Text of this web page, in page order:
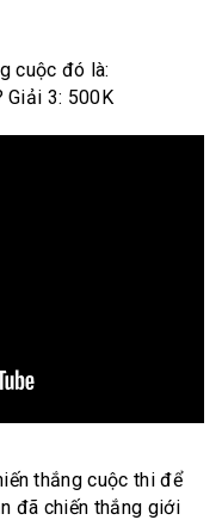
cuộc đó là:
Giải 3: 500K
thắng cuộc thi để
đã chiến thắng giới